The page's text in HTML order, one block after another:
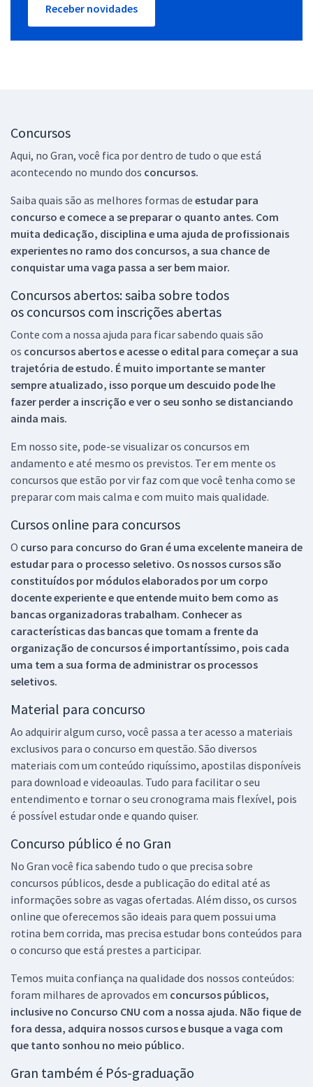
Receber novidades
Concursos
Aqui, no Gran, você fica por dentro de tudo o que está
acontecendo no mundo dos concursos.
Saiba quais são as melhores formas de estudar para
concurso e comece a se preparar o quanto antes. Com
muita dedicação, disciplina e uma ajuda de profissionais
experientes no ramo dos concursos, a sua chance de
conquistar uma vaga passa a ser bem maior.
Concursos abertos: saiba sobre todos
os concursos com inscrições abertas
Conte com a nossa ajuda para ficar sabendo quais são
os concursos abertos e acesse o edital para começar a sua
trajetória de estudo. É muito importante se manter
sempre atualizado, isso porque um descuido pode lhe
fazer perder a inscrição e ver o seu sonho se distanciando
ainda mais.
Em nosso site, pode-se visualizar os concursos em
andamento e até mesmo os previstos. Ter em mente os
concursos que estão por vir faz com que você tenha como se
preparar com mais calma e com muito mais qualidade.
Cursos online para concursos
O curso para concurso do Gran é uma excelente maneira de
estudar para o processo seletivo. Os nossos cursos são
constituídos por módulos elaborados por um corpo
docente experiente e que entende muito bem como as
bancas organizadoras trabalham. Conhecer as
características das bancas que tomam a frente da
organização de concursos é importantíssimo, pois cada
uma tem a sua forma de administrar os processos
seletivos.
Material para concurso
Ao adquirir algum curso, você passa a ter acesso a materiais
exclusivos para o concurso em questão. São diversos
materiais com um conteúdo riquíssimo, apostilas disponíveis
para download e videoaulas. Tudo para facilitar o seu
entendimento e tornar o seu cronograma mais flexível, pois
é possível estudar onde e quando quiser.
Concurso público é no Gran
No Gran você fica sabendo tudo o que precisa sobre
concursos públicos, desde a publicação do edital até as
informações sobre as vagas ofertadas. Além disso, os cursos
online que oferecemos são ideais para quem possui uma
rotina bem corrida, mas precisa estudar bons conteúdos para
o concurso que está prestes a participar.
Temos muita confiança na qualidade dos nossos conteúdos:
foram milhares de aprovados em concursos públicos,
inclusive no Concurso CNU com a nossa ajuda. Não fique de
fora dessa, adquira nossos cursos e busque a vaga com
que tanto sonhou no meio público.
Gran também é Pós-graduação